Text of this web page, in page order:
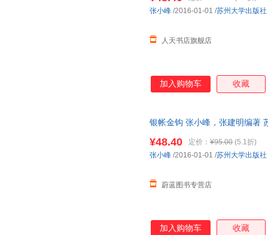
人天书店旗舰店
张小峰 /2016-01-01 /苏州大学出版社
加入购物车 收藏
银帐金钩 张小峰，张建明编著
¥48.40 定价： ¥95.00 (5.1折)
蔚蓝图书专营店
张小峰 /2016-01-01 /苏州大学出版社
加入购物车 收藏